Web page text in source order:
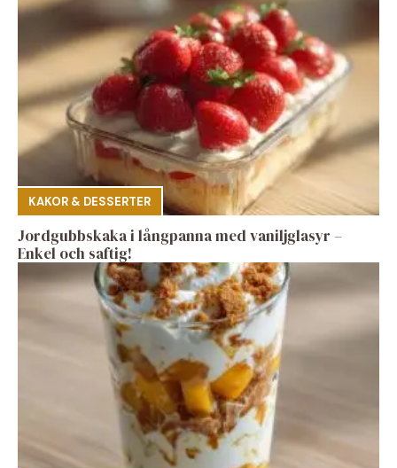
KAKOR & DESSERTER
Jordgubbskaka i långpanna med vaniljglasyr –
Enkel och saftig!